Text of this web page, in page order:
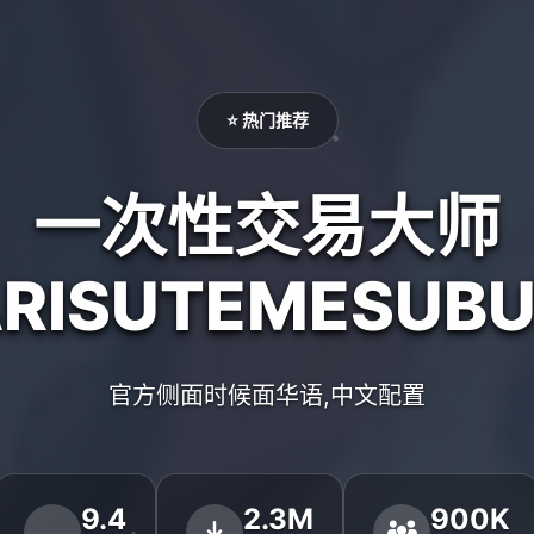
⭐ 热门推荐
一次性交易大师
官方侧面时候面华语,中文配置
9.4 2.3M 900K